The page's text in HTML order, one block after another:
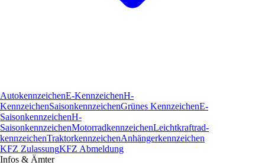
AutokennzeichenE-KennzeichenH-
KennzeichenSaisonkennzeichenGrünes KennzeichenE-
SaisonkennzeichenH-
SaisonkennzeichenMotorradkennzeichenLeichtkraftrad­
kennzeichenTraktorkennzeichenAnhängerkennzeichen
KFZ ZulassungKFZ Abmeldung
Infos & Ämter